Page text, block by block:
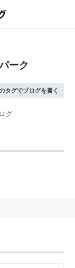
ーク
タグでブログを書く
グ